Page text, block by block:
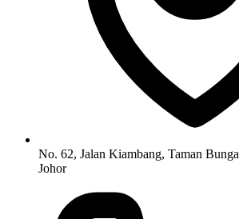
No. 62, Jalan Kiambang, Taman
Johor